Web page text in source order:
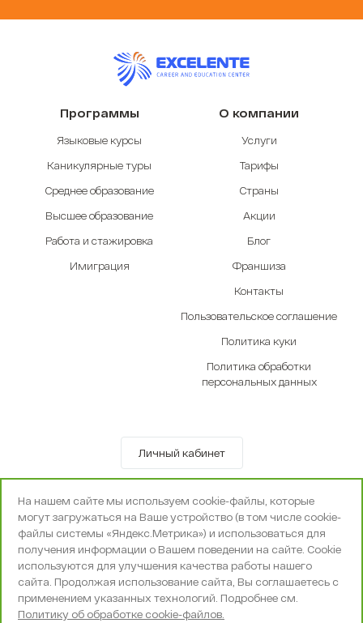
Программы
Языковые курсы
Каникулярные туры
Среднее образование
Высшее образование
Работа и стажировка
Имиграция
О компании
Услуги
Тарифы
Страны
Акции
Блог
Франшиза
Контакты
Пользовательское соглашение
Политика куки
Политика обработки
персональных данных
Личный кабинет
© OOO «Экселенте» 2010-2026 г.
Политика конфиденциальности
Поддержка и сопровождение -Вебпространство
На нашем сайте мы используем cookie-файлы, которые
могут загружаться на Ваше устройство (в том числе cookie-
файлы системы «Яндекс.Метрика») и использоваться для
получения информации о Вашем поведении на сайте. Cookie
используются для улучшения качества работы нашего
сайта. Продолжая использование сайта, Вы соглашаетесь с
применением указанных технологий. Подробнее см.
Политику об обработке cookie-файлов.